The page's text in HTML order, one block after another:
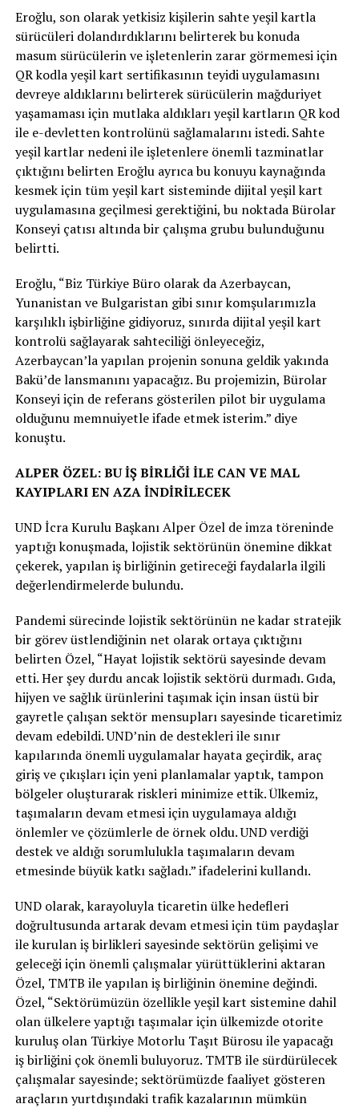
Eroğlu, son olarak yetkisiz kişilerin sahte yeşil kartla
sürücüleri dolandırdıklarını belirterek bu konuda
masum sürücülerin ve işletenlerin zarar görmemesi için
QR kodla yeşil kart sertifikasının teyidi uygulamasını
devreye aldıklarını belirterek sürücülerin mağduriyet
yaşamaması için mutlaka aldıkları yeşil kartların QR kod
ile e-devletten kontrolünü sağlamalarını istedi. Sahte
yeşil kartlar nedeni ile işletenlere önemli tazminatlar
çıktığını belirten Eroğlu ayrıca bu konuyu kaynağında
kesmek için tüm yeşil kart sisteminde dijital yeşil kart
uygulamasına geçilmesi gerektiğini, bu noktada Bürolar
Konseyi çatısı altında bir çalışma grubu bulunduğunu
belirtti.
Eroğlu, “Biz Türkiye Büro olarak da Azerbaycan,
Yunanistan ve Bulgaristan gibi sınır komşularımızla
karşılıklı işbirliğine gidiyoruz, sınırda dijital yeşil kart
kontrolü sağlayarak sahteciliği önleyeceğiz,
Azerbaycan’la yapılan projenin sonuna geldik yakında
Bakü’de lansmanını yapacağız. Bu projemizin, Bürolar
Konseyi için de referans gösterilen pilot bir uygulama
olduğunu memnuiyetle ifade etmek isterim.” diye
konuştu.
ALPER ÖZEL: BU İŞ BİRLİĞİ İLE CAN VE MAL
KAYIPLARI EN AZA İNDİRİLECEK
UND İcra Kurulu Başkanı Alper Özel de imza töreninde
yaptığı konuşmada, lojistik sektörünün önemine dikkat
çekerek, yapılan iş birliğinin getireceği faydalarla ilgili
değerlendirmelerde bulundu.
Pandemi sürecinde lojistik sektörünün ne kadar stratejik
bir görev üstlendiğinin net olarak ortaya çıktığını
belirten Özel, “Hayat lojistik sektörü sayesinde devam
etti. Her şey durdu ancak lojistik sektörü durmadı. Gıda,
hijyen ve sağlık ürünlerini taşımak için insan üstü bir
gayretle çalışan sektör mensupları sayesinde ticaretimiz
devam edebildi. UND’nin de destekleri ile sınır
kapılarında önemli uygulamalar hayata geçirdik, araç
giriş ve çıkışları için yeni planlamalar yaptık, tampon
bölgeler oluşturarak riskleri minimize ettik. Ülkemiz,
taşımaların devam etmesi için uygulamaya aldığı
önlemler ve çözümlerle de örnek oldu. UND verdiği
destek ve aldığı sorumlulukla taşımaların devam
etmesinde büyük katkı sağladı.” ifadelerini kullandı.
UND olarak, karayoluyla ticaretin ülke hedefleri
doğrultusunda artarak devam etmesi için tüm paydaşlar
ile kurulan iş birlikleri sayesinde sektörün gelişimi ve
geleceği için önemli çalışmalar yürüttüklerini aktaran
Özel, TMTB ile yapılan iş birliğinin önemine değindi.
Özel, “Sektörümüzün özellikle yeşil kart sistemine dahil
olan ülkelere yaptığı taşımalar için ülkemizde otorite
kuruluş olan Türkiye Motorlu Taşıt Bürosu ile yapacağı
iş birliğini çok önemli buluyoruz. TMTB ile sürdürülecek
çalışmalar sayesinde; sektörümüzde faaliyet gösteren
araçların yurtdışındaki trafik kazalarının mümkün